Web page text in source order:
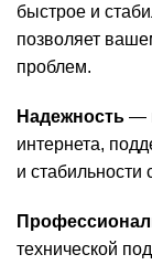
быстрое и
позволяет
проблем.
Надежность —
интернета,
и стабильности
технической